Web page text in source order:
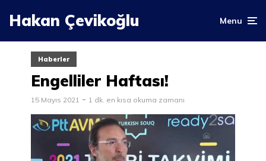
Hakan Çevikoğlu Menu
Haberler
Engelliler Haftası!
15 Mayıs 2021 1 dk. en kısa okuma zamanı